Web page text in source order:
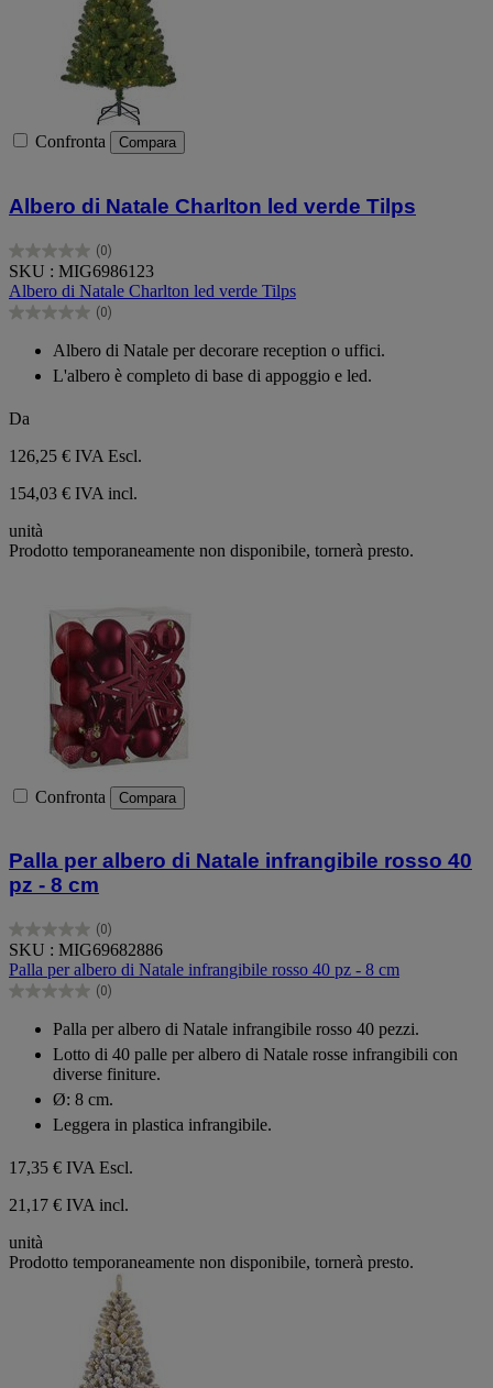
Confronta Compara
Albero di Natale Charlton led verde Tilps
(0)
0.0
su
5
stelle.
SKU : MIG6986123
Albero di Natale Charlton led verde Tilps
(0)
0.0
stelle.
Albero di Natale per decorare reception o uffici.
L'albero è completo di base di appoggio e led.
Da
126,25 € IVA Escl.
154,03 € IVA incl.
unità
Prodotto temporaneamente non disponibile, tornerà presto.
Confronta Compara
Palla per albero di Natale infrangibile rosso 40
pz - 8 cm
(0)
0.0
su
5
stelle.
SKU : MIG69682886
Palla per albero di Natale infrangibile rosso 40 pz - 8 cm
(0)
0.0
stelle.
Palla per albero di Natale infrangibile rosso 40 pezzi.
Lotto di 40 palle per albero di Natale rosse infrangibili con
diverse finiture.
Ø: 8 cm.
Leggera in plastica infrangibile.
17,35 € IVA Escl.
21,17 € IVA incl.
unità
Prodotto temporaneamente non disponibile, tornerà presto.